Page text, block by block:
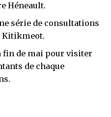
Héneault.
série de consultations
Kitikmeot.
fin de mai pour visiter
de chaque